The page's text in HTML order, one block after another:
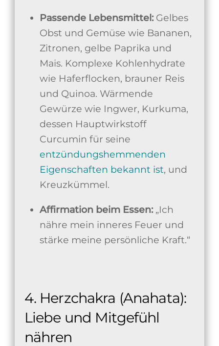
Passende Lebensmittel:Gelbes
Obst und Gemüse wie Bananen,
Zitronen, gelbe Paprika und
Mais. Komplexe Kohlenhydrate
wie Haferflocken, brauner Reis
und Quinoa. Wärmende
Gewürze wie Ingwer, Kurkuma,
dessen Hauptwirkstoff
Curcumin für seine
entzündungshemmenden
Eigenschaften bekannt ist, und
Kreuzkümmel.
Affirmation beim Essen:„Ich
nähre mein inneres Feuer und
stärke meine persönliche Kraft.“
4. Herzchakra (Anahata):
Liebe und Mitgefühl
nähren